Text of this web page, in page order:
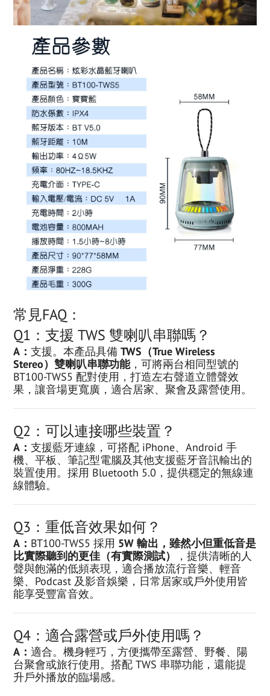
常見FAQ：
Q1：支援 TWS 雙喇叭串聯嗎？
A： 支援。本產品具備 TWS（True Wireless
Stereo）雙喇叭串聯功能，可將兩台相同型號的
BT100-TWS5 配對使用，打造左右聲道立體聲效
果，讓音場更寬廣，適合居家、聚會及露營使用。
Q2：可以連接哪些裝置？
A： 支援藍牙連線，可搭配 iPhone、Android 手
機、平板、筆記型電腦及其他支援藍牙音訊輸出的
裝置使用。採用 Bluetooth 5.0，提供穩定的無線連
線體驗。
Q3：重低音效果如何？
A： BT100-TWS5 採用 5W 輸出，雖然小但重低音是
比實際聽到的更佳（有實際測試）
，提供清晰的人
聲與飽滿的低頻表現，適合播放流行音樂、輕音
樂、Podcast 及影音娛樂，日常居家或戶外使用皆
能享受豐富音效。
Q4：適合露營或戶外使用嗎？
A： 適合。機身輕巧，方便攜帶至露營、野餐、陽
台聚會或旅行使用。搭配 TWS 串聯功能，還能提
升戶外播放的臨場感。